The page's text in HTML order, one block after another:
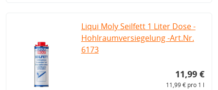
Liqui Moly Seilfett 1 Liter Dose -
Hohlraumversiegelung -Art.Nr.
6173
11,99 €
11,99 € pro 1 l